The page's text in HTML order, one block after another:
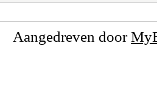
Aangedreven door